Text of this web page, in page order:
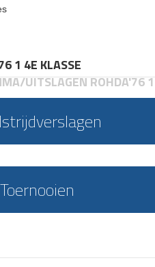
1 4E KLASSE
UITSLAGEN ROHDA'76 1
Toernooien